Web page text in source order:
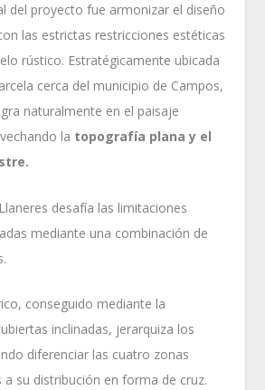
del proyecto fue armonizar el diseño
las estrictas restricciones estéticas
rústico. Estratégicamente ubicada
cerca del municipio de Campos,
naturalmente en el paisaje
la topografía plana y el
desafía las limitaciones
mediante una combinación de
conseguido mediante la
inclinadas, jerarquiza los
diferenciar las cuatro zonas
a su distribución en forma de cruz.